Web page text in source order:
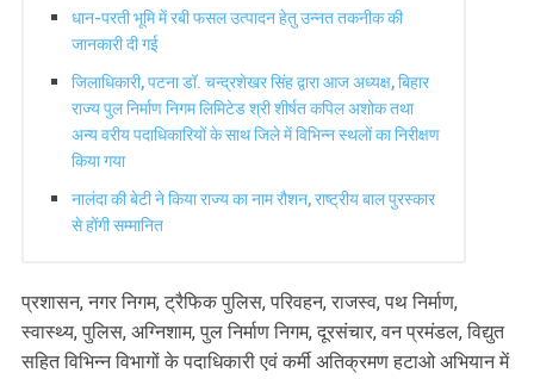
धान-परती भूमि में रबी फसल उत्पादन हेतु उन्नत तकनीक की
जानकारी दी गई
जिलाधिकारी, पटना डॉ. चन्द्रशेखर सिंह द्वारा आज अध्यक्ष, बिहार
राज्य पुल निर्माण निगम लिमिटेड श्री शीर्षत कपिल अशोक तथा
अन्य वरीय पदाधिकारियों के साथ जिले में विभिन्न स्थलों का निरीक्षण
किया गया
नालंदा की बेटी ने किया राज्य का नाम रौशन, राष्ट्रीय बाल पुरस्कार
से होंगी सम्मानित
प्रशासन, नगर निगम, ट्रैफिक पुलिस, परिवहन, राजस्व, पथ निर्माण,
स्वास्थ्य, पुलिस, अग्निशाम, पुल निर्माण निगम, दूरसंचार, वन प्रमंडल, विद्युत
सहित विभिन्न विभागों के पदाधिकारी एवं कर्मी अतिक्रमण हटाओ अभियान में